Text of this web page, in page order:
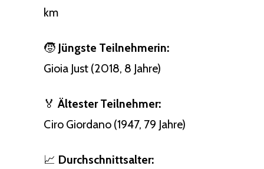
km
🧒 Jüngste Teilnehmerin:
Gioia Just (2018, 8 Jahre)
🏅 Ältester Teilnehmer:
Ciro Giordano (1947, 79 Jahre)
📈 Durchschnittsalter: